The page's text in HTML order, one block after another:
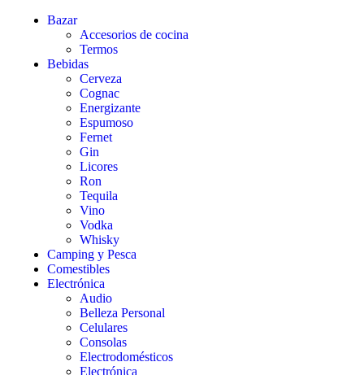
Bazar
Accesorios de cocina
Termos
Bebidas
Cerveza
Cognac
Energizante
Espumoso
Fernet
Gin
Licores
Ron
Tequila
Vino
Vodka
Whisky
Camping y Pesca
Comestibles
Electrónica
Audio
Belleza Personal
Celulares
Consolas
Electrodomésticos
Electrónica